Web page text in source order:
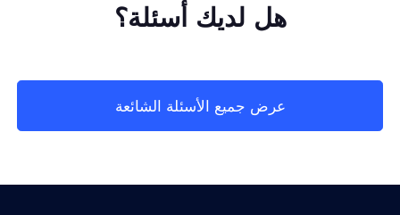
هل لديك أسئلة؟
عرض جميع الأسئلة الشائعة